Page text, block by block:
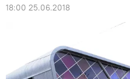
18:00 25.06.2018